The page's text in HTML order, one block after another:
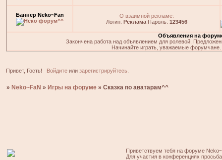
Баннер Neko~Fan
О взаимной рекламе:
Логин: РекламаПароль: 123456
Объявления на
Закончена работа над объявлением для ролевой.
Начинайте играть, уважаемые
Привет, Гость! Войдитеили зарегистрируйтесь.
» Neko~FaN » Игры на форуме »Сказка по аватарам^^
Приветствуем тебя на форуме
Для участия в конференциях